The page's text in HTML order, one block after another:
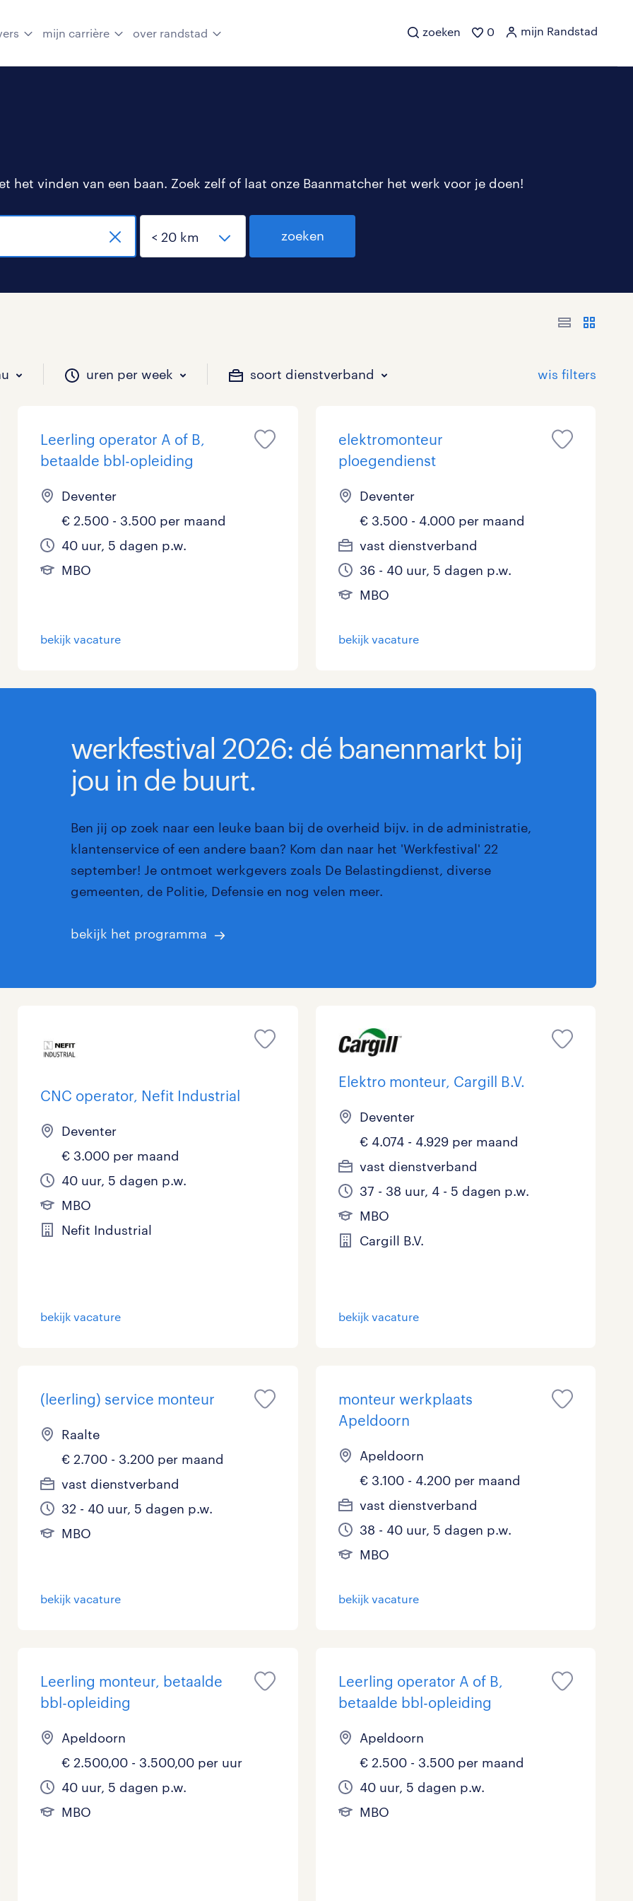
mijn carrière over randstad zoeken 0 mijn Randstad
het vinden van een baan. Zoek zelf of laat onze Baanmatcher het werk voor je doen!
zoeken
uren per week soort dienstverband
je werken?
Beveiliging
Chauffeurs Commercieel / Verkoop
Horeca / Catering
Onderwijs Overheid
Supply chain & procurement Techniek
Zorg / Verpleging
Geen 0 HAVO/VWO 0
LBO, MAVO, VMBO 0 MBO 14
Ondersteunend onderwijs
je werken?
9 - 16 uur 0 17 - 24 uur 0
33 - 36 uur 4 37 - 40+ uur 9
zou jij willen?
Tijdelijk 0 Tijdelijk met uitzicht op vast 9
Leerling operator A of B,
betaalde bbl-opleiding
Deventer
€ 2.500 - 3.500 per maand
40 uur, 5 dagen p.w.
MBO
bekijk vacature
elektromonteur
ploegendienst
Deventer
€ 3.500 - 4.000 per maand
vast dienstverband
36 - 40 uur, 5 dagen p.w.
MBO
bekijk vacature
werkfestival 2026: dé banenmarkt bij
jou in de buurt.
Ben jij op zoek naar een leuke baan bij de overheid bijv. in de administratie,
klantenservice of een andere baan? Kom dan naar het 'Werkfestival' 22
september! Je ontmoet werkgevers zoals De Belastingdienst, diverse
gemeenten, de Politie, Defensie en nog velen meer.
bekijk het programma
CNC operator, Nefit Industrial
Deventer
€ 3.000 per maand
40 uur, 5 dagen p.w.
MBO
Nefit Industrial
bekijk vacature
Elektro monteur, Cargill B.V.
Deventer
€ 4.074 - 4.929 per maand
vast dienstverband
37 - 38 uur, 4 - 5 dagen p.w.
MBO
Cargill B.V.
bekijk vacature
(leerling) service monteur
Raalte
€ 2.700 - 3.200 per maand
vast dienstverband
32 - 40 uur, 5 dagen p.w.
MBO
bekijk vacature
monteur werkplaats
Apeldoorn
Apeldoorn
€ 3.100 - 4.200 per maand
vast dienstverband
38 - 40 uur, 5 dagen p.w.
MBO
bekijk vacature
Leerling monteur, betaalde
bbl-opleiding
Apeldoorn
€ 2.500,00 - 3.500,00 per uur
40 uur, 5 dagen p.w.
MBO
Leerling operator A of B,
betaalde bbl-opleiding
Apeldoorn
€ 2.500 - 3.500 per maand
40 uur, 5 dagen p.w.
MBO